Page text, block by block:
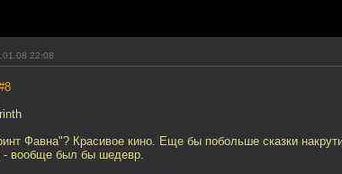
22:08
Фавна"? Красивое кино. Еще бы побольше сказки
- вообще был бы шедевр.